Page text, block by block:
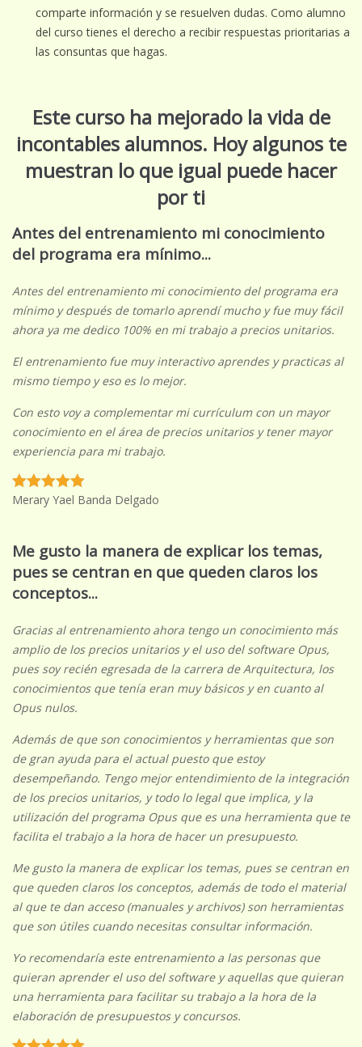
comparte información y se resuelven dudas. Como alumno
del curso tienes el derecho a recibir respuestas prioritarias a
las consuntas que hagas.
Este curso ha mejorado la vida de
incontables alumnos. Hoy algunos te
muestran lo que igual puede hacer
por ti
Antes del entrenamiento mi conocimiento
del programa era mínimo...
Antes del entrenamiento mi conocimiento del programa era
mínimo y después de tomarlo aprendí mucho y fue muy fácil
ahora ya me dedico 100% en mi trabajo a precios unitarios.
El entrenamiento fue muy interactivo aprendes y practicas al
mismo tiempo y eso es lo mejor.
Con esto voy a complementar mi currículum con un mayor
conocimiento en el área de precios unitarios y tener mayor
experiencia para mi trabajo.
Merary Yael Banda Delgado
Me gusto la manera de explicar los temas,
pues se centran en que queden claros los
conceptos...
Gracias al entrenamiento ahora tengo un conocimiento más
amplio de los precios unitarios y el uso del software Opus,
pues soy recién egresada de la carrera de Arquitectura, los
conocimientos que tenía eran muy básicos y en cuanto al
Opus nulos.
Además de que son conocimientos y herramientas que son
de gran ayuda para el actual puesto que estoy
desempeñando. Tengo mejor entendimiento de la integración
de los precios unitarios, y todo lo legal que implica, y la
utilización del programa Opus que es una herramienta que te
facilita el trabajo a la hora de hacer un presupuesto.
Me gusto la manera de explicar los temas, pues se centran en
que queden claros los conceptos, además de todo el material
al que te dan acceso (manuales y archivos) son herramientas
que son útiles cuando necesitas consultar información.
Yo recomendaría este entrenamiento a las personas que
quieran aprender el uso del software y aquellas que quieran
una herramienta para facilitar su trabajo a la hora de la
elaboración de presupuestos y concursos.